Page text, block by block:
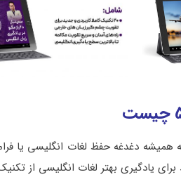
دغدغه حفظ لغات انگلیسی یا
504 هم وجود دارد. شما می‌توانید برای یادگیری بهتر لغات